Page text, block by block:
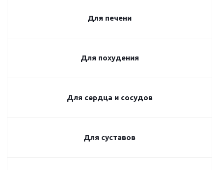
Для печени
Для похудения
Для сердца и сосудов
Для суставов